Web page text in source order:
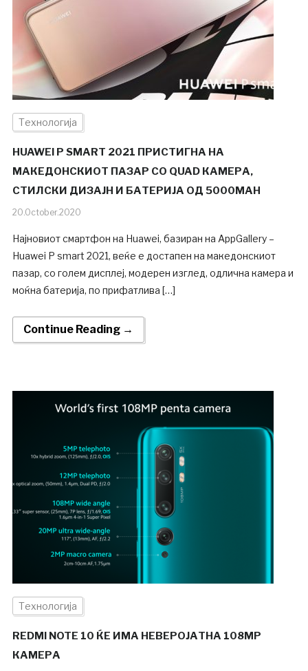
Технологија
HUAWEI P SMART 2021 ПРИСТИГНА НА
МАКЕДОНСКИОТ ПАЗАР СО QUAD КАМЕРА,
СТИЛСКИ ДИЗАЈН И БАТЕРИЈА ОД 5000MAH
20.October.2020
Најновиот смартфон на Huawei, базиран на AppGallery –
Huawei P smart 2021, веќе е достапен на македонскиот
пазар, со голем дисплеј, модерен изглед, одлична камера и
моќна батерија, по прифатлива […]
Continue Reading →
Технологија
REDMI NOTE 10 ЌЕ ИМА НЕВЕРОЈАТНА 108MP
КАМЕРА